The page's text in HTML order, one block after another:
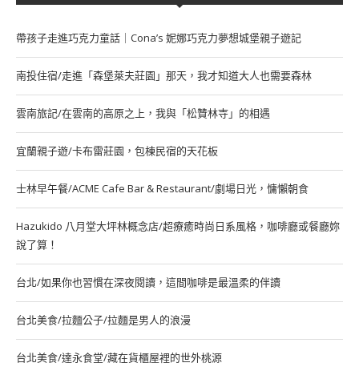
帶孩子走進巧克力童話｜Cona’s 妮娜巧克力夢想城堡親子遊記
南投住宿/走進「森堡萊夫莊園」那天，我才知道大人也需要森林
雲南旅記/在雲南的高原之上，我與「松贊林寺」的相遇
宜蘭親子遊/卡布雷莊園，包棟民宿的天花板
士林早午餐/ACME Cafe Bar & Restaurant/劇場日光，慵懶朝食
Hazukido 八月堂大坪林概念店/超療癒時尚日系風格，咖啡廳或餐廳妳
說了算！
台北/如果你也習慣在深夜閱讀，這間咖啡是最溫柔的伴讀
台北美食/拉麵公子/拉麵是男人的浪漫
台北美食/達永食堂/藏在貨櫃屋裡的世外桃源